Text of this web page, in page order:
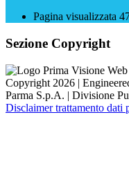
Pagina visualizzata
Sezione Copyright
Copyright 2026 |
Parma S.p.A. | Divisione
Disclaimer trattamento dati